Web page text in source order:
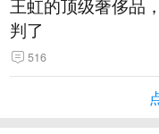
王虹的顶级奢侈品
判了
516